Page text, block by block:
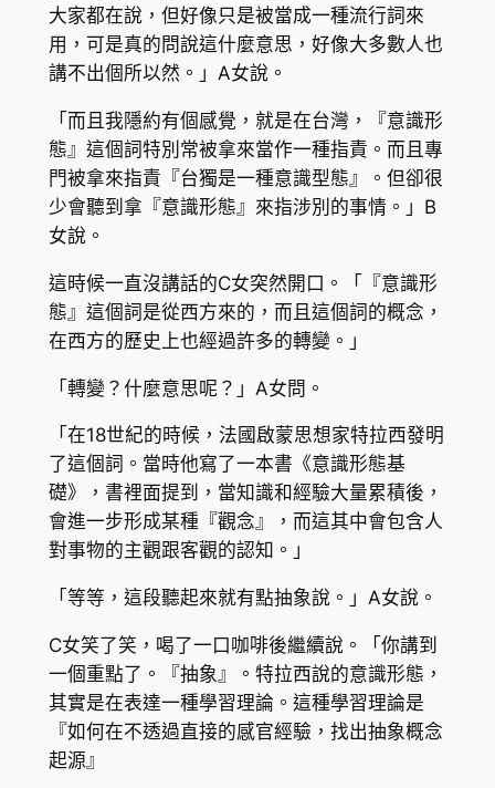
大家都在說，但好像只是被當成一種流行詞來
用，可是真的問說這什麼意思，好像大多數人也
講不出個所以然。」A女說。
「而且我隱約有個感覺，就是在台灣，『意識形
態』這個詞特別常被拿來當作一種指責。而且專
門被拿來指責『台獨是一種意識型態』。但卻很
少會聽到拿『意識形態』來指涉別的事情。」B
女說。
這時候一直沒講話的C女突然開口。「『意識形
態』這個詞是從西方來的，而且這個詞的概念，
在西方的歷史上也經過許多的轉變。」
「轉變？什麼意思呢？」A女問。
「在18世紀的時候，法國啟蒙思想家特拉西發明
了這個詞。當時他寫了一本書《意識形態基
礎》，書裡面提到，當知識和經驗大量累積後，
會進一步形成某種『觀念』，而這其中會包含人
對事物的主觀跟客觀的認知。」
「等等，這段聽起來就有點抽象說。」A女說。
C女笑了笑，喝了一口咖啡後繼續說。「你講到
一個重點了。『抽象』。特拉西說的意識形態，
其實是在表達一種學習理論。這種學習理論是
『如何在不透過直接的感官經驗，找出抽象概念
起源』